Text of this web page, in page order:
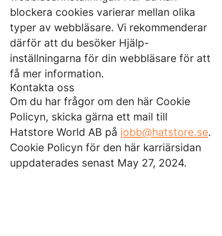
blockera cookies varierar mellan olika
typer av webbläsare. Vi rekommenderar
därför att du besöker Hjälp-
inställningarna för din webbläsare för att
få mer information.
Kontakta oss
Om du har frågor om den här Cookie
Policyn, skicka gärna ett mail till
Hatstore World AB på jobb@hatstore.se.
Cookie Policyn för den här karriärsidan
uppdaterades senast May 27, 2024.